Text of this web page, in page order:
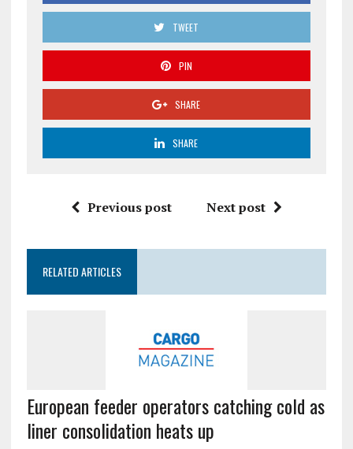
TWEET
PIN
SHARE
SHARE
Previous post Next post
RELATED ARTICLES
European feeder operators catching cold as
liner consolidation heats up